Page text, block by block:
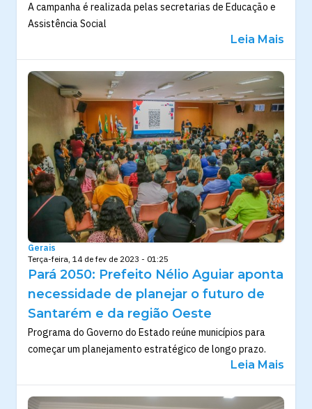
A campanha é realizada pelas secretarias de Educação e
Assistência Social
Leia Mais
Gerais
Terça-feira, 14 de fev de 2023 - 01:25
Pará 2050: Prefeito Nélio Aguiar aponta
necessidade de planejar o futuro de
Santarém e da região Oeste
Programa do Governo do Estado reúne municípios para
começar um planejamento estratégico de longo prazo.
Leia Mais